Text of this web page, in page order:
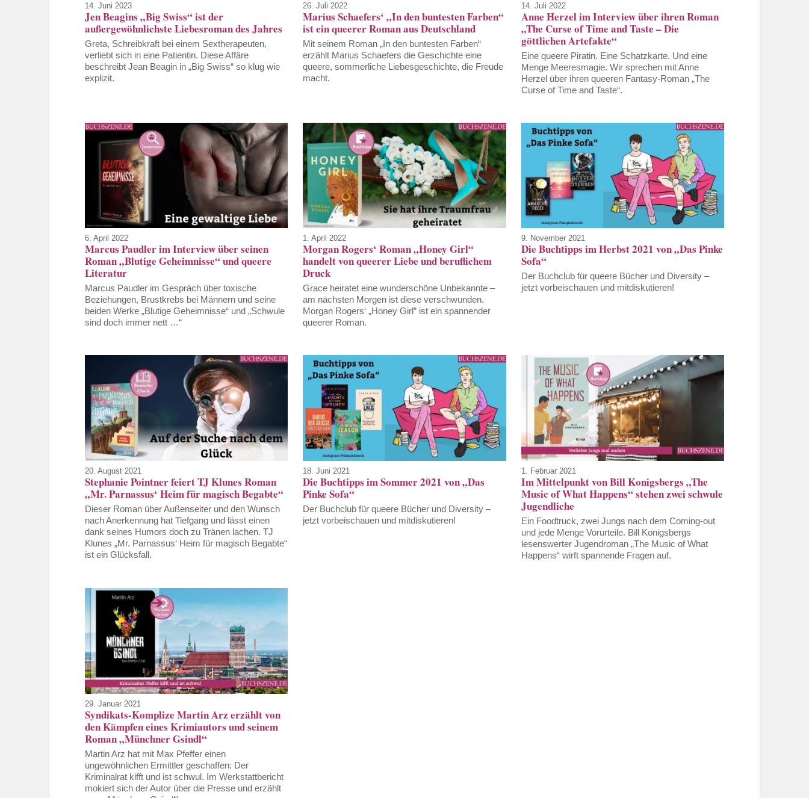
14. Juni 2023
Jen Beagins „Big Swiss“ ist der
außergewöhnlichste Liebesroman des Jahres
Greta, Schreibkraft bei einem Sextherapeuten,
verliebt sich in eine Patientin. Diese Affäre
beschreibt Jean Beagin in „Big Swiss“ so klug wie
explizit.
26. Juli 2022
Marius Schaefers‘ „In den buntesten Farben“
ist ein queerer Roman aus Deutschland
Mit seinem Roman „In den buntesten Farben“
erzählt Marius Schaefers die Geschichte eine
queere, sommerliche Liebesgeschichte, die Freude
macht.
14. Juli 2022
Anne Herzel im Interview über ihren Roman
„The Curse of Time and Taste – Die
göttlichen Artefakte“
Eine queere Piratin. Eine Schatzkarte. Und eine
Menge Meeresmagie. Wir sprechen mit Anne
Herzel über ihren queeren Fantasy-Roman „The
Curse of Time and Taste“.
6. April 2022
Marcus Paudler im Interview über seinen
Roman „Blutige Geheimnisse“ und queere
Literatur
Marcus Paudler im Gespräch über toxische
Beziehungen, Brustkrebs bei Männern und seine
beiden Werke „Blutige Geheimnisse“ und „Schwule
sind doch immer nett …“
1. April 2022
Morgan Rogers‘ Roman „Honey Girl“
handelt von queerer Liebe und beruflichem
Druck
Grace heiratet eine wunderschöne Unbekannte –
am nächsten Morgen ist diese verschwunden.
Morgan Rogers‘ „Honey Girl” ist ein spannender
queerer Roman.
9. November 2021
Die Buchtipps im Herbst 2021 von „Das Pinke
Sofa“
Der Buchclub für queere Bücher und Diversity –
jetzt vorbeischauen und mitdiskutieren!
20. August 2021
Stephanie Pointner feiert TJ Klunes Roman
„Mr. Parnassus‘ Heim für magisch Begabte“
Dieser Roman über Außenseiter und den Wunsch
nach Anerkennung hat Tiefgang und lässt einen
dank seines Humors doch zu Tränen lachen. TJ
Klunes „Mr. Parnassus‘ Heim für magisch Begabte“
ist ein Glücksfall.
18. Juni 2021
Die Buchtipps im Sommer 2021 von „Das
Pinke Sofa“
Der Buchclub für queere Bücher und Diversity –
jetzt vorbeischauen und mitdiskutieren!
1. Februar 2021
Im Mittelpunkt von Bill Konigsbergs „The
Music of What Happens“ stehen zwei schwule
Jugendliche
Ein Foodtruck, zwei Jungs nach dem Coming-out
und jede Menge Vorurteile. Bill Konigsbergs
lesenswerter Jugendroman „The Music of What
Happens“ wirft spannende Fragen auf.
29. Januar 2021
Syndikats-Komplize Martin Arz erzählt von
den Kämpfen eines Krimiautors und seinem
Roman „Münchner Gsindl“
Martin Arz hat mit Max Pfeffer einen
ungewöhnlichen Ermittler geschaffen: Der
Kriminalrat kifft und ist schwul. Im Werkstattbericht
mokiert sich der Autor über die Presse und erzählt